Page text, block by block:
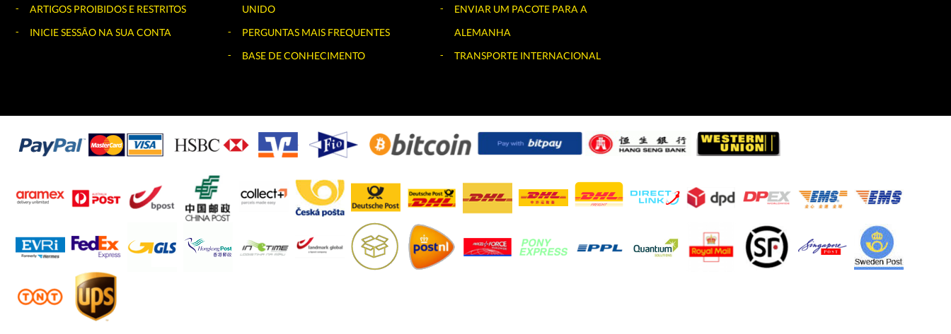
ARTIGOS PROIBIDOS E RESTRITOS
INICIE SESSÃO NA SUA CONTA
UNIDO
PERGUNTAS MAIS FREQUENTES
BASE DE CONHECIMENTO
ENVIAR UM PACOTE PARA A
ALEMANHA
TRANSPORTE INTERNACIONAL